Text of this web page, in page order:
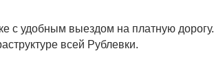
с удобным выездом на платную дорогу.
всей Рублевки.